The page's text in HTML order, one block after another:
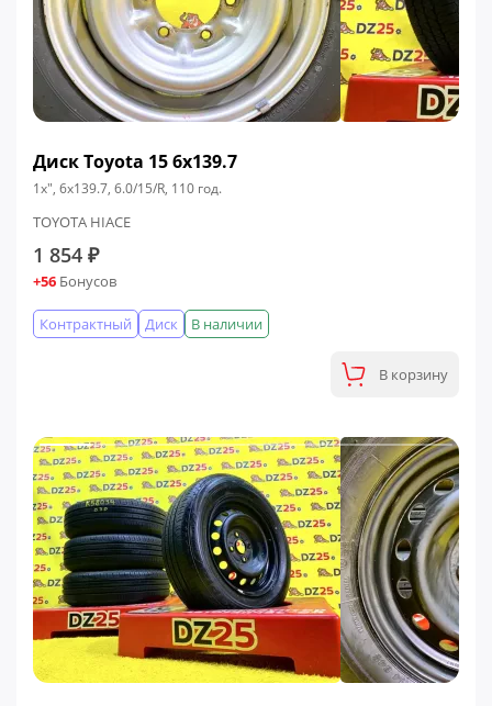
Диск Toyota 15 6x139.7
1x", 6x139.7, 6.0/15/R, 110 год.
TOYOTA HIACE
1 854 ₽
+56 Бонусов
В наличии
Диск
Контрактный
В корзину